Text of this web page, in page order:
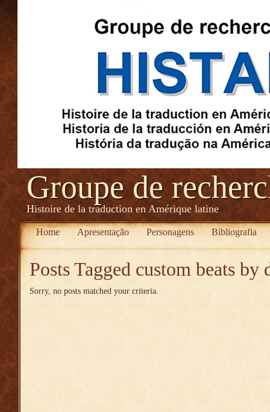
Groupe de
Histoire de la traduction en Amérique latine
Home Apresentação Personagens Bibliografia
Posts Tagged custom beats by
Sorry, no posts matched your criteria.